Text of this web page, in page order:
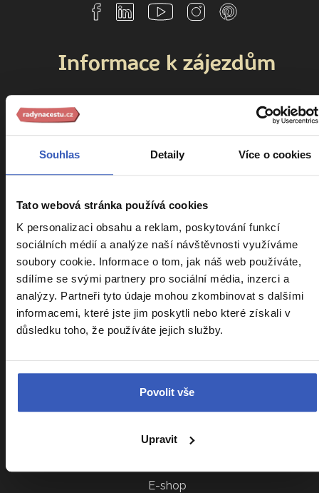
Souhlas Detaily Více o cookies
Tato webová stránka používá cookies
K personalizaci obsahu a reklam, poskytování funkcí
sociálních médií a analýze naší návštěvnosti využíváme
soubory cookie. Informace o tom, jak náš web používáte,
sdílíme se svými partnery pro sociální média, inzerci a
analýzy. Partneři tyto údaje mohou zkombinovat s dalšími
informacemi, které jste jim poskytli nebo které získali v
důsledku toho, že používáte jejich služby.
Povolit vše
Upravit
Informace k zájezdům
Cestovní pojištění Slavia
Kalendář zájezdů
Náročnost zájezdů
Sdílení pokoje
Parkování na letišti
VIP vyzvednutí u domu
Cestovatelský klub
Ptáte se nás
Další služby
Akce a besedy
E-shop